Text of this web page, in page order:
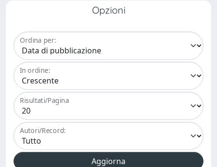
Opzioni
Ordina per:
In ordine:
Risultati/Pagina
Autori/Record: